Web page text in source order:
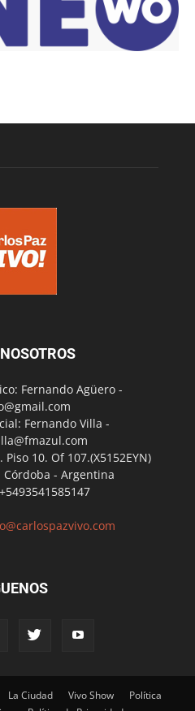
Fernando Agüero -
Fernando Villa -
10. Of 107.(X5152EYN)
Córdoba - Argentina
La Ciudad Vivo Show
Política